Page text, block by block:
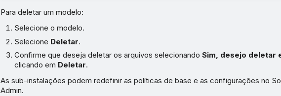
Para deletar um modelo:
Selecione o modelo.
Selecione Deletar.
Confirme que deseja deletar os arquivos selecionandoSim, desejo deletar
clicando em Deletar.
As sub-instalações podem redefinir as políticas de base e as configurações no
Admin.